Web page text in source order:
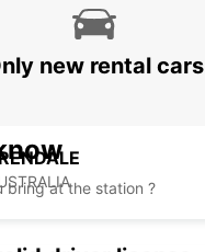
new rental cars
bring at the station ?